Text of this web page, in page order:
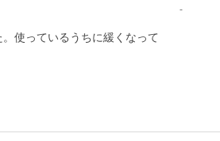
使っているうちに緩くなって
-